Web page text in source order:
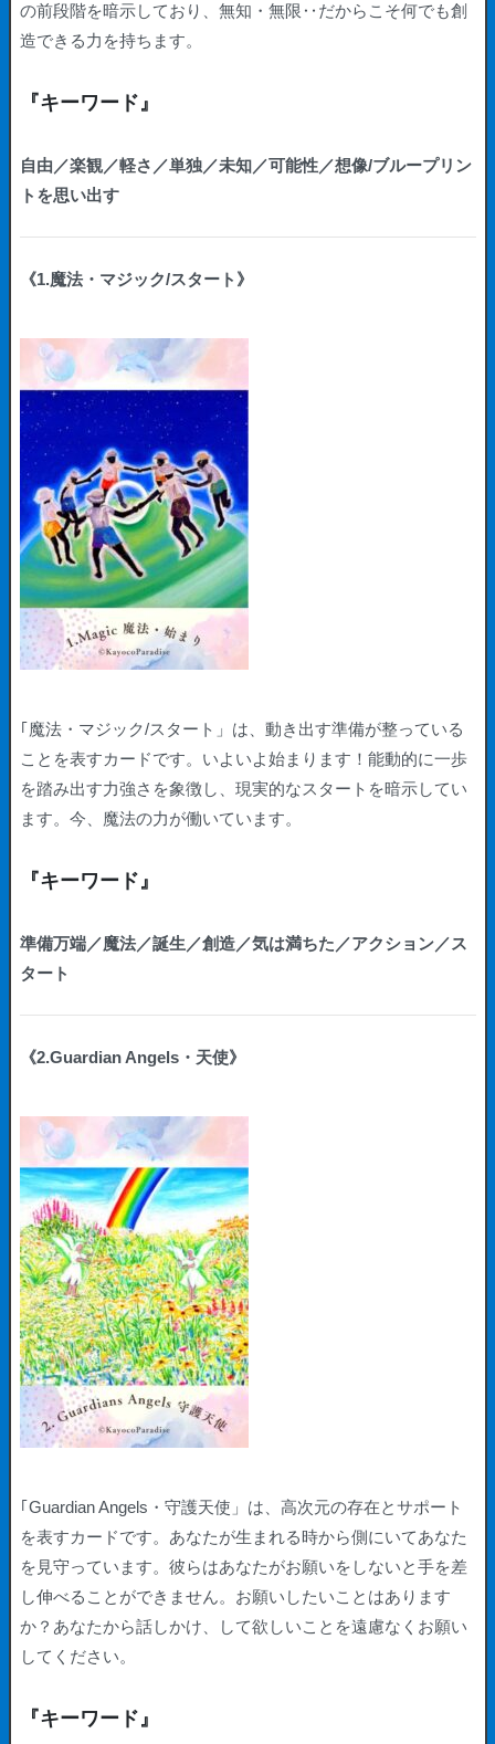
の前段階を暗示しており、無知・無限‥だからこそ何でも創
造できる力を持ちます。
『キーワード』
自由／楽観／軽さ／単独／未知／可能性／想像/ブループリン
トを思い出す
《1.魔法・マジック/スタート》
｢魔法・マジック/スタート」は、動き出す準備が整っている
ことを表すカードです。いよいよ始まります！能動的に一歩
を踏み出す力強さを象徴し、現実的なスタートを暗示してい
ます。今、魔法の力が働いています。
『キーワード』
準備万端／魔法／誕生／創造／気は満ちた／アクション／ス
タート
《2.Guardian Angels・天使》
｢Guardian Angels・守護天使」は、高次元の存在とサポート
を表すカードです。あなたが生まれる時から側にいてあなた
を見守っています。彼らはあなたがお願いをしないと手を差
し伸べることができません。お願いしたいことはあります
か？あなたから話しかけ、して欲しいことを遠慮なくお願い
してください。
『キーワード』